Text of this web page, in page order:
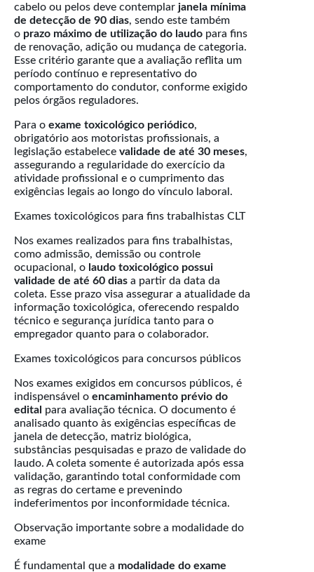
cabelo ou pelos deve contemplar janela mínima
de detecção de 90 dias, sendo este também
o prazo máximo de utilização do laudo para fins
de renovação, adição ou mudança de categoria.
Esse critério garante que a avaliação reflita um
período contínuo e representativo do
comportamento do condutor, conforme exigido
pelos órgãos reguladores.
Para o exame toxicológico periódico,
obrigatório aos motoristas profissionais, a
legislação estabelece validade de até 30 meses,
assegurando a regularidade do exercício da
atividade profissional e o cumprimento das
exigências legais ao longo do vínculo laboral.
Exames toxicológicos para fins trabalhistas CLT
Nos exames realizados para fins trabalhistas,
como admissão, demissão ou controle
ocupacional, o laudo toxicológico possui
validade de até 60 dias a partir da data da
coleta. Esse prazo visa assegurar a atualidade da
informação toxicológica, oferecendo respaldo
técnico e segurança jurídica tanto para o
empregador quanto para o colaborador.
Exames toxicológicos para concursos públicos
Nos exames exigidos em concursos públicos, é
indispensável o encaminhamento prévio do
edital para avaliação técnica. O documento é
analisado quanto às exigências específicas de
janela de detecção, matriz biológica,
substâncias pesquisadas e prazo de validade do
laudo. A coleta somente é autorizada após essa
validação, garantindo total conformidade com
as regras do certame e prevenindo
indeferimentos por inconformidade técnica.
Observação importante sobre a modalidade do
exame
É fundamental que a modalidade do exame